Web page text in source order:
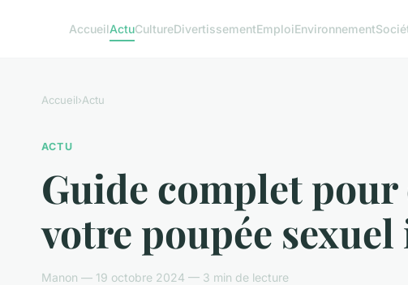
AccueilActuCultureDivertissementEmploiEnvironnement
Accueil›Actu
ACTU
Guide complet
votre poupée sexuel
Manon — 19 octobre 2024 — 3 min de lecture